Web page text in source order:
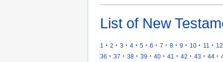
List of New
1 · 2 · 3 · 4 · 5 · 6 · 7 · 8 · 9 · 10 · 11 · 12
36 · 37 · 38 · 39 · 40 · 41 · 42 · 43 · 44 ·